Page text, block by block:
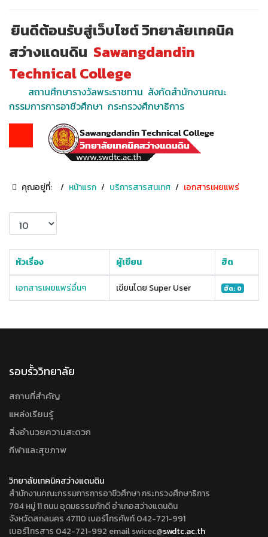
ยินดีต้อนรับสู่เว็บไซต์ วิทยาลัยเทคนิค
สว่างแดนดิน Sawangdandin
Technical College
สถานศึกษารางวัลพระราชทาน สังกัดสำนักงานคณะ
กรรมการการอาชีวศึกษา กระทรวงศึกษาธิการ
คุณอยู่ที่: หน้าแรก บริการสารสนเทศ เอกสารเผยแพร่
หัวเรื่อง ผู้เขียน ฮิต
เอกสารเผยแพร่อื่นๆ เขียนโดย Super User ฮิต: 0
รอบรั้ววิทยาลัย
สถานที่สำคัญ
แหล่งเรียนรู้
สิ่งอำนวยความสะดวก
กีฬาและสุขภาพ
วิทยาลัยเทคนิคสว่างแดนดิน
สำนักงานคณะกรรมการการอาชีวศึกษา กระทรวงศึกษาธิการ
784 หมู่ 11 ถนน อุดมธรรมภักดี อำเภอสว่างแดนดิน
จังหวัดสกลนคร 47110 เบอร์โทรศัพท์ 042-721-991
เบอร์โทรสาร 042-721-992 email swicec@swdtc.ac.th